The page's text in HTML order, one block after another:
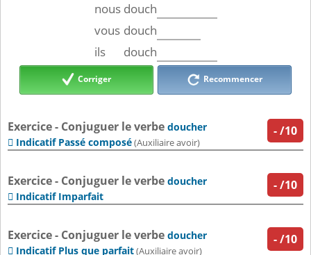
nous douch
vous douch
ils
douch
Corriger Recommencer
-/10
Exercice - Conjuguer le verbe doucher
 Indicatif Passé composé(Auxiliaire avoir)
-/10
Exercice - Conjuguer le verbe doucher
 Indicatif Imparfait
-/10
Exercice - Conjuguer le verbe doucher
 Indicatif Plus que parfait(Auxiliaire avoir)